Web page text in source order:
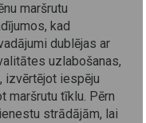
maršrutu
kad
dublējas ar
uzlabošanas,
izvērtējot iespēju
maršrutu tīklu. Pērn
strādājām, lai